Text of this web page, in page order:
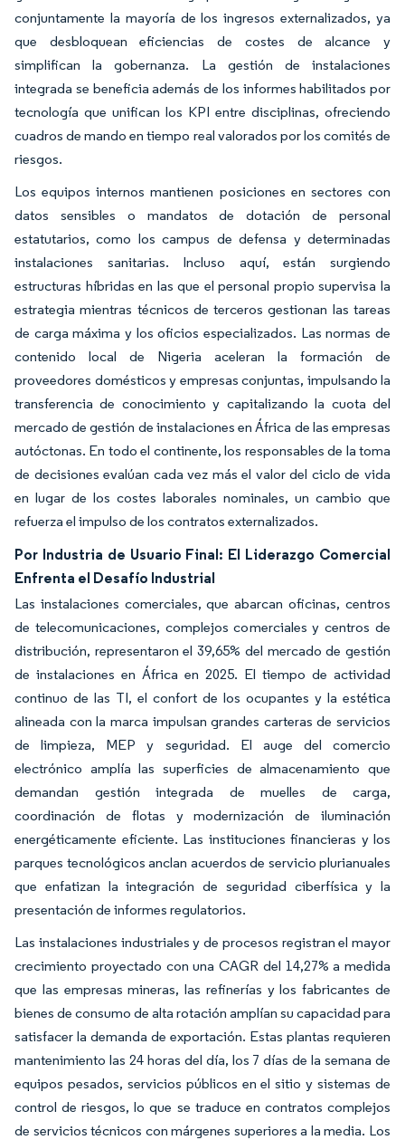
conjuntamente la mayoría de los ingresos externalizados, ya
que desbloquean eficiencias de costes de alcance y
simplifican la gobernanza. La gestión de instalaciones
integrada se beneficia además de los informes habilitados por
tecnología que unifican los KPI entre disciplinas, ofreciendo
cuadros de mando en tiempo real valorados por los comités de
riesgos.
Los equipos internos mantienen posiciones en sectores con
datos sensibles o mandatos de dotación de personal
estatutarios, como los campus de defensa y determinadas
instalaciones sanitarias. Incluso aquí, están surgiendo
estructuras híbridas en las que el personal propio supervisa la
estrategia mientras técnicos de terceros gestionan las tareas
de carga máxima y los oficios especializados. Las normas de
contenido local de Nigeria aceleran la formación de
proveedores domésticos y empresas conjuntas, impulsando la
transferencia de conocimiento y capitalizando la cuota del
mercado de gestión de instalaciones en África de las empresas
autóctonas. En todo el continente, los responsables de la toma
de decisiones evalúan cada vez más el valor del ciclo de vida
en lugar de los costes laborales nominales, un cambio que
refuerza el impulso de los contratos externalizados.
Por Industria de Usuario Final: El Liderazgo Comercial
Enfrenta el Desafío Industrial
Las instalaciones comerciales, que abarcan oficinas, centros
de telecomunicaciones, complejos comerciales y centros de
distribución, representaron el 39,65% del mercado de gestión
de instalaciones en África en 2025. El tiempo de actividad
continuo de las TI, el confort de los ocupantes y la estética
alineada con la marca impulsan grandes carteras de servicios
de limpieza, MEP y seguridad. El auge del comercio
electrónico amplía las superficies de almacenamiento que
demandan gestión integrada de muelles de carga,
coordinación de flotas y modernización de iluminación
energéticamente eficiente. Las instituciones financieras y los
parques tecnológicos anclan acuerdos de servicio plurianuales
que enfatizan la integración de seguridad ciberfísica y la
presentación de informes regulatorios.
Las instalaciones industriales y de procesos registran el mayor
crecimiento proyectado con una CAGR del 14,27% a medida
que las empresas mineras, las refinerías y los fabricantes de
bienes de consumo de alta rotación amplían su capacidad para
satisfacer la demanda de exportación. Estas plantas requieren
mantenimiento las 24 horas del día, los 7 días de la semana de
equipos pesados, servicios públicos en el sitio y sistemas de
control de riesgos, lo que se traduce en contratos complejos
de servicios técnicos con márgenes superiores a la media. Los